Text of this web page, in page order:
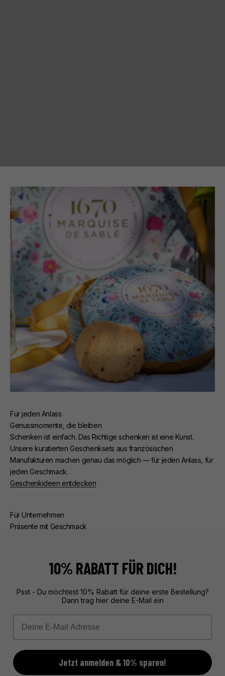
Für jeden Anlass
Genussmomente, die bleiben
Schenken ist einfach. Das Richtige schenken ist eine Kunst.
Unsere kuratierten Geschenksets aus französischen
Manufakturen machen genau das möglich — für jeden Anlass, für
jeden Geschmack.
Geschenkideen entdecken
Für Unternehmen
Präsente mit Geschmack
Exklusive Geschenke aus Frankreich, unvergesslich verpackt.
Mehr über unseren Service erfahren
10% RABATT FÜR DICH!
Psst - Du möchtest 10% Rabatt für deine erste Bestellung?
Dann trag hier deine E-Mail ein
Email
Jetzt anmelden & 10% sparen!